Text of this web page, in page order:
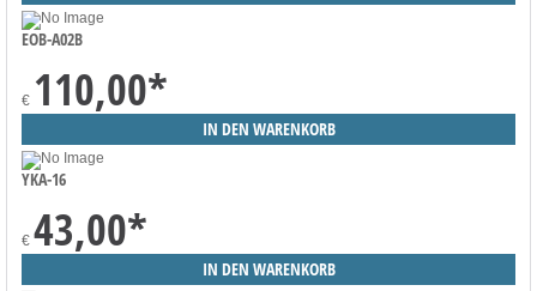
EOB-A02B
€ 110,00*
YKA-16
€ 43,00*